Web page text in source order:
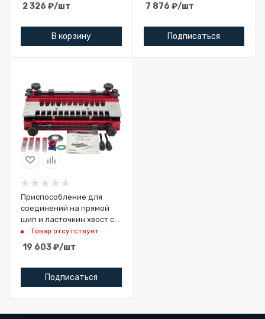
2 326 ₽/шт
В корзину
7 876 ₽/шт
Подписаться
Приспособление для
соединений на прямой
шип и ласточкин хвост с
ком. из 4-х фрез
Woodwork SMT-301
Товар отсутствует
19 603₽/шт
Подписаться